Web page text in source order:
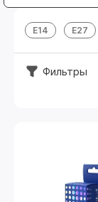
E14 Е27
Фильтры